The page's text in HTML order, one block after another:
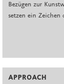
Bezügen zur
setzen ein Zeichen
APPROACH